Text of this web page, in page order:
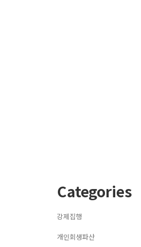
Categories
강제집행
개인회생파산